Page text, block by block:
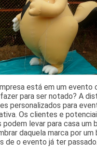
está em um evento
para ser notado? A
personalizados para
Os clientes e
podem levar para casa um
daquela marca por um
de o evento já ter passado.